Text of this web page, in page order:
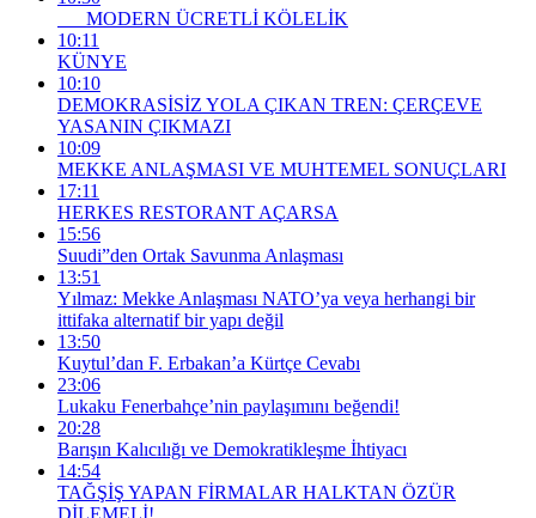
MODERN ÜCRETLİ KÖLELİK
10:11
KÜNYE
10:10
DEMOKRASİSİZ YOLA ÇIKAN TREN: ÇERÇEVE
YASANIN ÇIKMAZI
10:09
MEKKE ANLAŞMASI VE MUHTEMEL SONUÇLARI
17:11
HERKES RESTORANT AÇARSA
15:56
Suudi”den Ortak Savunma Anlaşması
13:51
Yılmaz: Mekke Anlaşması NATO’ya veya herhangi bir
ittifaka alternatif bir yapı değil
13:50
Kuytul’dan F. Erbakan’a Kürtçe Cevabı
23:06
Lukaku Fenerbahçe’nin paylaşımını beğendi!
20:28
Barışın Kalıcılığı ve Demokratikleşme İhtiyacı
14:54
TAĞŞİŞ YAPAN FİRMALAR HALKTAN ÖZÜR
DİLEMELİ!